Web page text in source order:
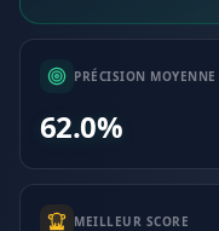
PRÉCISION MOYENNE
62.0%
MEILLEUR SCORE